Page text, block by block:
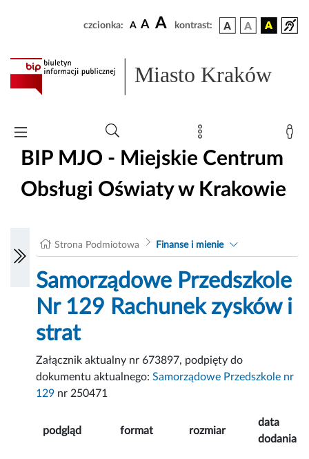
czcionka: A A A kontrast:
Miasto Kraków
BIP MJO - Miejskie Centrum
Obsługi Oświaty w Krakowie
Strona Podmiotowa Finanse i mienie
Samorządowe Przedszkole
Nr 129 Rachunek zysków i
strat
Załącznik aktualny nr 673897, podpięty do
dokumentu aktualnego:Samorządowe Przedszkole nr
129 nr 250471
podgląd format rozmiar
data
dodania